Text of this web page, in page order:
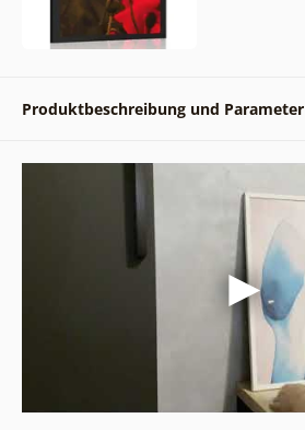
Produktbeschreibung und Parameter